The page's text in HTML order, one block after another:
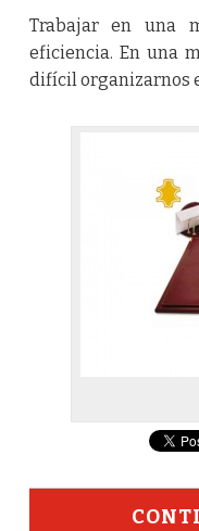
Trabajar en una
eficiencia. En una
difícil organizarnos